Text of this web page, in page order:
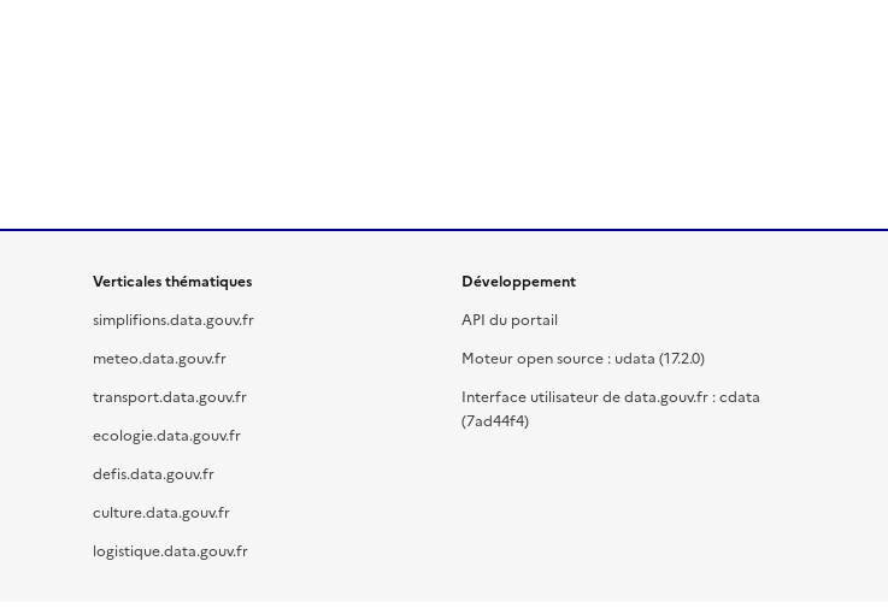
Verticales thématiques
simplifions.data.gouv.fr
meteo.data.gouv.fr
transport.data.gouv.fr
ecologie.data.gouv.fr
defis.data.gouv.fr
culture.data.gouv.fr
logistique.data.gouv.fr
Développement
API du portail
Moteur open source : udata (17.2.0)
Interface utilisateur de data.gouv.fr : cdata
(7ad44f4)